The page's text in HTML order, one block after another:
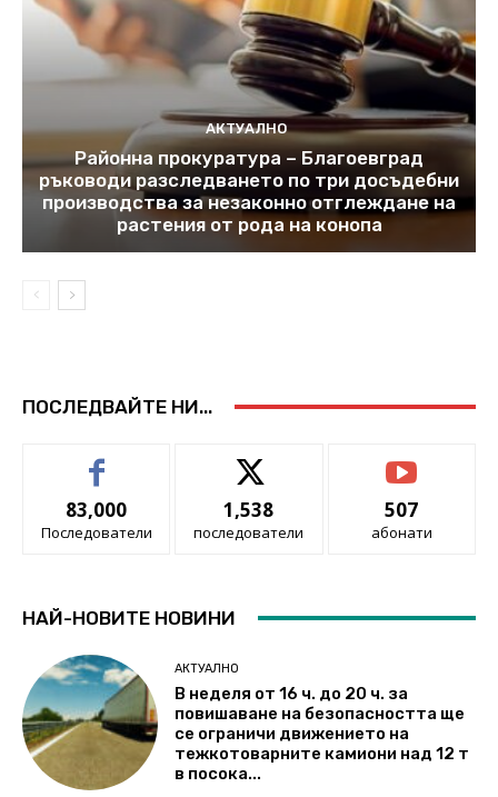
АКТУАЛНО
Районна прокуратура – Благоевград
ръководи разследването по три досъдебни
производства за незаконно отглеждане на
растения от рода на конопа
ПОСЛЕДВАЙТЕ НИ...
83,000
Последователи
1,538
последователи
507
абонати
НАЙ-НОВИТЕ НОВИНИ
АКТУАЛНО
В неделя от 16 ч. до 20 ч. за
повишаване на безопасността ще
се ограничи движението на
тежкотоварните камиони над 12 т
в посока...